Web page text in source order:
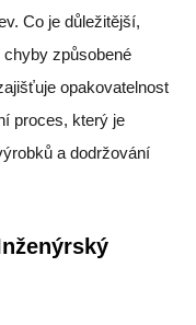
Co je důležitější,
způsobené
opakovatelnost
proces, který je
a dodržování